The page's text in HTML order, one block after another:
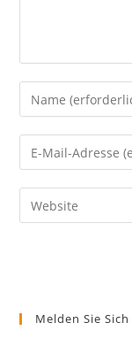
Gib
deinen
Namen
oder
zum
Kommentieren
Gib
deine
E-
Mail-
Gib
deine
Melden Sie